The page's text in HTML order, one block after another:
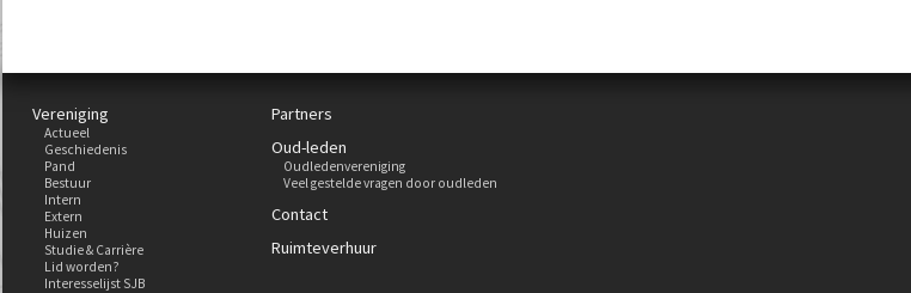
Vereniging
Actueel
Geschiedenis
Pand
Bestuur
Intern
Extern
Huizen
Studie & Carrière
Lid worden?
Interesselijst SJB
Partners
Oud-leden
Oudledenvereniging
Veel gestelde vragen door oudleden
Contact
Ruimteverhuur